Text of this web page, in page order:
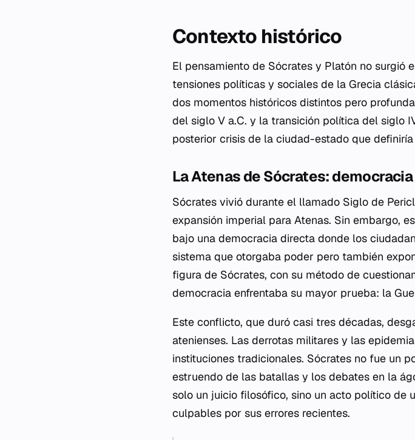
Contexto histórico
El pensamiento de Sócrates y Platón no surgió
tensiones políticas y sociales de la Grecia
dos momentos históricos distintos pero
del siglo V a.C. y la transición política del siglo
posterior crisis de la ciudad-estado que
La Atenas de Sócrates:
Sócrates vivió durante el llamado Siglo de
expansión imperial para Atenas. Sin embargo,
bajo una democracia directa donde los
sistema que otorgaba poder pero también
figura de Sócrates, con su método de
democracia enfrentaba su mayor prueba: la
Este conflicto, que duró casi tres décadas,
atenienses. Las derrotas militares y las
instituciones tradicionales. Sócrates no fue un
estruendo de las batallas y los debates en la
solo un juicio filosófico, sino un acto político de
culpables por sus errores recientes.